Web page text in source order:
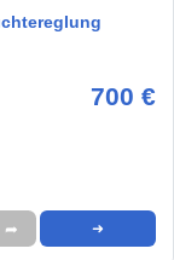
700 €
➦ ➜